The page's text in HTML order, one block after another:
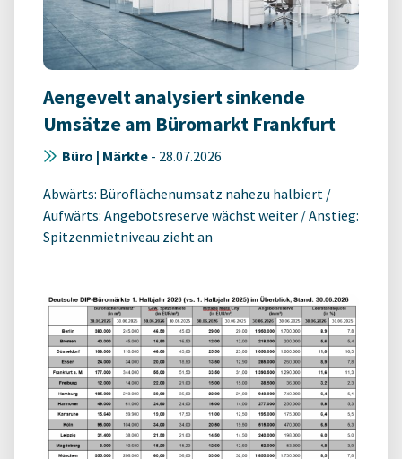
Aengevelt analysiert sinkende
Umsätze am Büromarkt Frankfurt
Büro | Märkte - 28.07.2026
Abwärts: Büroflächenumsatz nahezu halbiert /
Aufwärts: Angebotsreserve wächst weiter / Anstieg:
Spitzenmietniveau zieht an